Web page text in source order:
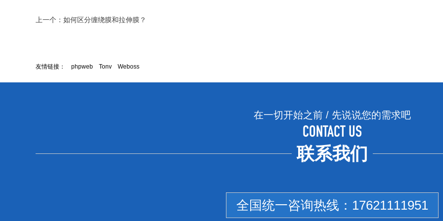
上一个： 如何区分缠绕膜和拉伸膜？
友情链接： phpweb Tonv Weboss
在一切开始之前 / 先说说您的需求吧
CONTACT US
联系我们
全国统一咨询热线： 17621111951